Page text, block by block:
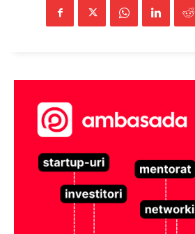
StirileMedia.ro
Despre noi
Contactați-ne
Fii reporter
Politica cookie-uri